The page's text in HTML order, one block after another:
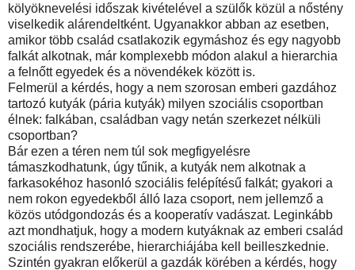
kölyöknevelési időszak kivételével a szülők közül a nőstény
viselkedik alárendeltként. Ugyanakkor abban az esetben,
amikor több család csatlakozik egymáshoz és egy nagyobb
falkát alkotnak, már komplexebb módon alakul a hierarchia
a felnőtt egyedek és a növendékek között is.
Felmerül a kérdés, hogy a nem szorosan emberi gazdához
tartozó kutyák (pária kutyák) milyen szociális csoportban
élnek: falkában, családban vagy netán szerkezet nélküli
csoportban?
Bár ezen a téren nem túl sok megfigyelésre
támaszkodhatunk, úgy tűnik, a kutyák nem alkotnak a
farkasokéhoz hasonló szociális felépítésű falkát; gyakori a
nem rokon egyedekből álló laza csoport, nem jellemző a
közös utódgondozás és a kooperatív vadászat. Leginkább
azt mondhatjuk, hogy a modern kutyáknak az emberi család
szociális rendszerébe, hierarchiájába kell beilleszkednie.
Szintén gyakran előkerül a gazdák körében a kérdés, hogy